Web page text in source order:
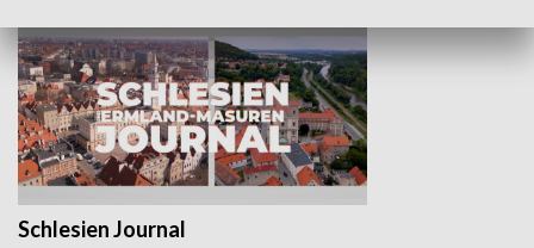
Schlesien Journal